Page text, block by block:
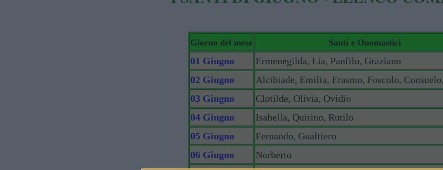
Giorno del mese Santi e Onomastici
01 Giugno
Ermenegilda, Lia, Panfilo, Graziano
02 Giugno
Alcibiade, Emilia, Erasmo, Foscolo,
03 Giugno
Clotilde, Olivia, Ovidio
04 Giugno
Isabella, Quirino, Rutilo
05 Giugno
Fernando, Gualtiero
06 Giugno
Norberto